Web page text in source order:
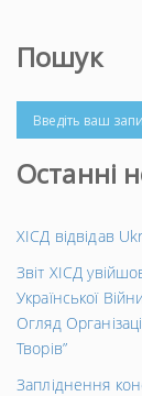
Пошук
Останні
ХІСД відвідав
Звіт ХІСД
Української
Огляд
Творів”
Запліднення